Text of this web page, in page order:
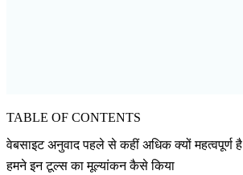
TABLE OF CONTENTS
वेबसाइट अनुवाद पहले से कहीं अधिक क्यों महत्वपूर्ण है
हमने इन टूल्स का मूल्यांकन कैसे किया